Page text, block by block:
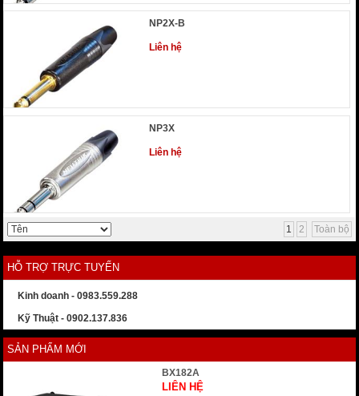
NP2X-B
Liên hệ
NP3X
Liên hệ
1 2 Toàn bộ
HỖ TRỢ TRỰC TUYẾN
Kinh doanh - 0983.559.288
Kỹ Thuật - 0902.137.836
SẢN PHẨM MỚI
BX182A
LIÊN HỆ